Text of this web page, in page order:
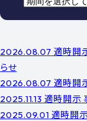
2026.08.07 適時開
らせ
2026.08.07 適時開
2025.11.13 適時開示
2025.09.01 適時開